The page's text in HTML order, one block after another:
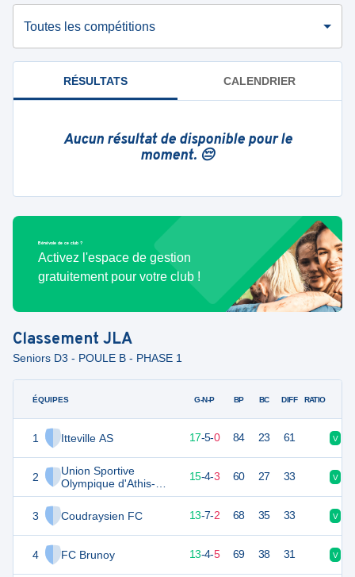
Toutes les compétitions
RÉSULTATS CALENDRIER
Aucun résultat de disponible pour le
moment. 😔
Bénévole de ce club ?
Activez l'espace de gestion
gratuitement pour votre club !
Classement JLA
Seniors D3 - POULE B - PHASE 1
ÉQUIPES
1 Itteville AS
2
Union Sportive
Olympique d'Athis-
Mons
3
Coudraysien FC
4 FC Brunoy
G-N-P BP BC DIFF RATIO
17-5-0 84 23 61 V
49 15-4-3 60 27 33 V
46 13-7-2 68 35 33 V
13-4-5 69 38 31 V